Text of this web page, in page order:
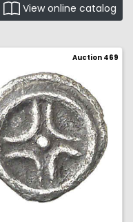
View online catalog
Auction 469